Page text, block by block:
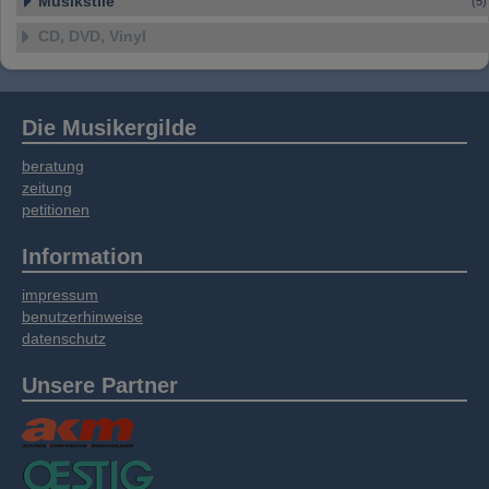
CD, DVD, Vinyl
Die Musikergilde
beratung
zeitung
petitionen
Information
impressum
benutzerhinweise
datenschutz
Unsere Partner